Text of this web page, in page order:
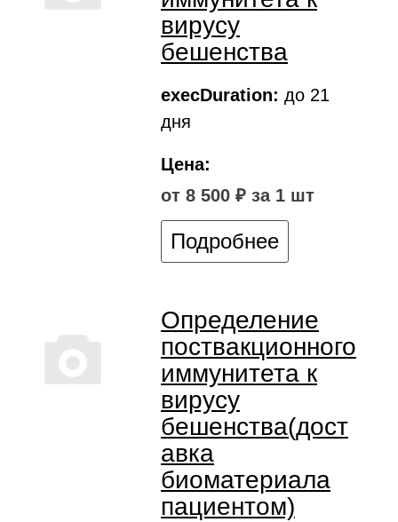
вирусу
бешенства
execDuration: до 21
дня
Цена:
от 8 500 ₽ за 1 шт
Подробнее
Определение
поствакционного
иммунитета к
вирусу
бешенства(дост
авка
биоматериала
пациентом)